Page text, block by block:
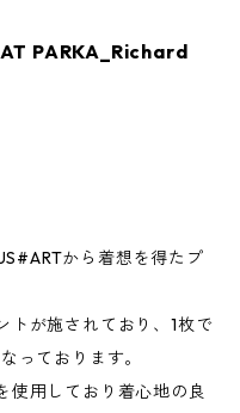
PARKA_Richard
から着想を得たプ
トが施されており、1枚で
っております。
使用しており着心地の良